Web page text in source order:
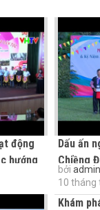
động
hướng
Dấu ấn
Chiềng
bởi admin
10 tháng
Khám